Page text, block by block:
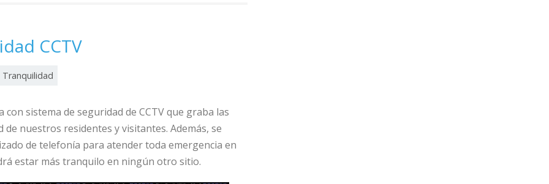
CCTV
Tranquilidad
con sistema de seguridad de CCTV que graba las
nuestros residentes y visitantes. Además, se
de telefonía para atender toda emergencia en
estar más tranquilo en ningún otro sitio.